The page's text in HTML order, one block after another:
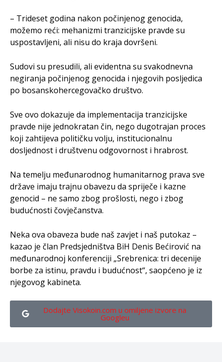
– Trideset godina nakon počinjenog genocida,
možemo reći: mehanizmi tranzicijske pravde su
uspostavljeni, ali nisu do kraja dovršeni.
Sudovi su presudili, ali evidentna su svakodnevna
negiranja počinjenog genocida i njegovih posljedica
po bosanskohercegovačko društvo.
Sve ovo dokazuje da implementacija tranzicijske
pravde nije jednokratan čin, nego dugotrajan proces
koji zahtijeva političku volju, institucionalnu
dosljednost i društvenu odgovornost i hrabrost.
Na temelju međunarodnog humanitarnog prava sve
države imaju trajnu obavezu da spriječe i kazne
genocid – ne samo zbog prošlosti, nego i zbog
budućnosti čovječanstva.
Neka ova obaveza bude naš zavjet i naš putokaz –
kazao je član Predsjedništva BiH Denis Bećirović na
međunarodnoj konferenciji „Srebrenica: tri decenije
borbe za istinu, pravdu i budućnost“, saopćeno je iz
njegovog kabineta.
Dodajte Visokoin.com u omiljene izvore na
Googleu